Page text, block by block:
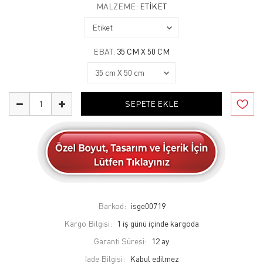
MALZEME: ETIKET
EBAT: 35 CM X 50 CM
SEPETE EKLE
Barkod: isge00719
Kargo Bilgisi:
1 iş günü içinde kargoda
Garanti Süresi:
12 ay
İade Bilgisi: